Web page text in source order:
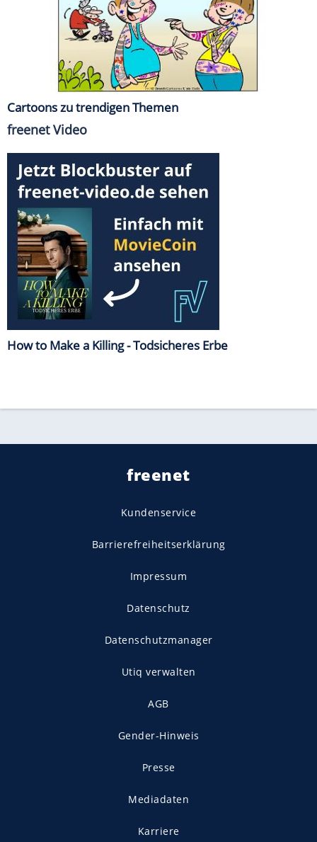
Cartoons zu trendigen Themen
freenet Video
How to Make a Killing - Todsicheres Erbe
freenet
Kundenservice
Barrierefreiheitserklärung
Impressum
Datenschutz
Datenschutzmanager
Utiq verwalten
AGB
Gender-Hinweis
Presse
Mediadaten
Karriere